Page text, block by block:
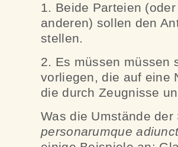
1. Beide Parteien
anderen) sollen den
stellen.
2. Es müssen müssen
vorliegen, die auf eine
die durch Zeugnisse
Was die Umstände
personarumque